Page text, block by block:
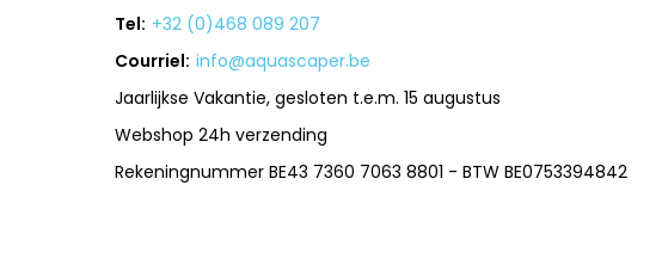
Tel: +32 (0)468 089 207
Courriel: info@aquascaper.be
Jaarlijkse Vakantie, gesloten t.e.m. 15 augustus
Webshop 24h verzending
Rekeningnummer BE43 7360 7063 8801 - BTW BE0753394842